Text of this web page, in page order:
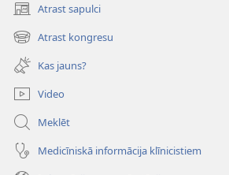
Atrast sapulci
(opens
new
window)
Atrast kongresu
(opens
new
window)
Kas jauns?
Video
Meklēt
Medicīniskā informācija klīnicistiem